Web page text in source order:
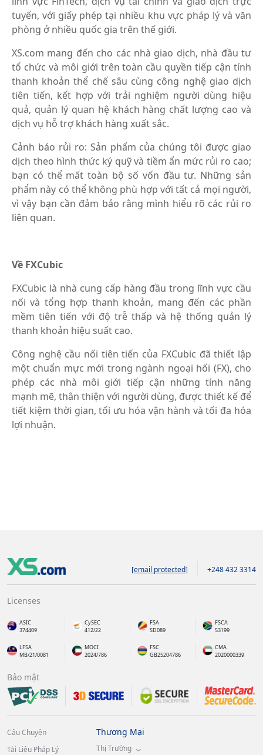
tuyến, với giấy phép tại nhiều khu vực pháp lý và văn
phòng ở nhiều quốc gia trên thế giới.
XS.com mang đến cho các nhà giao dịch, nhà đầu tư
tổ chức và môi giới trên toàn cầu quyền tiếp cận tính
thanh khoản thể chế sâu cùng công nghệ giao dịch
tiên tiến, kết hợp với trải nghiệm người dùng hiệu
quả, quản lý quan hệ khách hàng chất lượng cao và
dịch vụ hỗ trợ khách hàng xuất sắc.
Cảnh báo rủi ro: Sản phẩm của chúng tôi được giao
dịch theo hình thức ký quỹ và tiềm ẩn mức rủi ro cao;
bạn có thể mất toàn bộ số vốn đầu tư. Những sản
phẩm này có thể không phù hợp với tất cả mọi người,
vì vậy bạn cần đảm bảo rằng mình hiểu rõ các rủi ro
liên quan.
Về FXCubic
FXCubic là nhà cung cấp hàng đầu trong lĩnh vực cầu
nối và tổng hợp thanh khoản, mang đến các phần
mềm tiên tiến với độ trễ thấp và hệ thống quản lý
thanh khoản hiệu suất cao.
Công nghệ cầu nối tiên tiến của FXCubic đã thiết lập
một chuẩn mực mới trong ngành ngoại hối (FX), cho
phép các nhà môi giới tiếp cận những tính năng
mạnh mẽ, thân thiện với người dùng, được thiết kế để
tiết kiệm thời gian, tối ưu hóa vận hành và tối đa hóa
lợi nhuận.
[email protected] +248 432 3314
Licenses
ASIC
374409
CySEC
412/22
FSA
SD089
FSCA
53199
LFSA
MB/21/0081
MOCI
2024/786
FSC
GB25204786
CMA
2020000339
Bảo mật
Câu Chuyện
Tài Liệu Pháp Lý
Thương Mại
Thị Trường